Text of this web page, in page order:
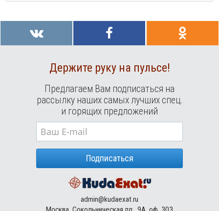
Держите руку на пульсе!
Предлагаем Вам подписаться на
рассылку наших самых лучших спец.
и горящих предложений
Подписаться
admin@kudaexat.ru